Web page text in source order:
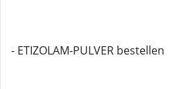
- ETIZOLAM-PULVER bestellen